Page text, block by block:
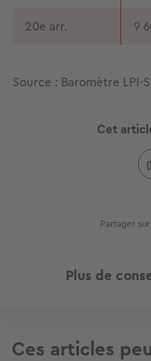
20e arr. 9
Source : Baromètre LPI-
Cet
Partager sur
Plus de
Ces articles